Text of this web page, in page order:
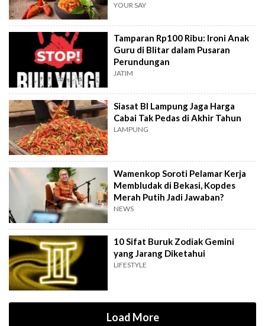
YOUR SAY
Tamparan Rp100 Ribu: Ironi Anak
Guru di Blitar dalam Pusaran
Perundungan
JATIM
Siasat BI Lampung Jaga Harga
Cabai Tak Pedas di Akhir Tahun
LAMPUNG
Wamenkop Soroti Pelamar Kerja
Membludak di Bekasi, Kopdes
Merah Putih Jadi Jawaban?
NEWS
10 Sifat Buruk Zodiak Gemini
yang Jarang Diketahui
LIFESTYLE
Load More